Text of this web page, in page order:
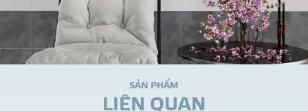
SẢN PHẨM
LIÊN QUAN